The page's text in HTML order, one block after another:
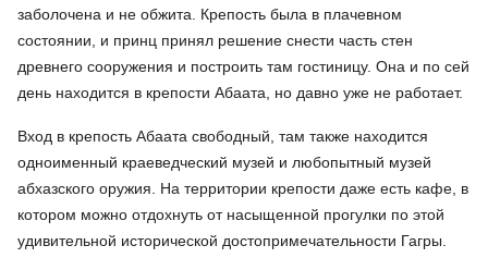
заболочена и не обжита. Крепость была в плачевном
состоянии, и принц принял решение снести часть стен
древнего сооружения и построить там гостиницу. Она и по сей
день находится в крепости Абаата, но давно уже не работает.
Вход в крепость Абаата свободный, там также находится
одноименный краеведческий музей и любопытный музей
абхазского оружия. На территории крепости даже есть кафе, в
котором можно отдохнуть от насыщенной прогулки по этой
удивительной исторической достопримечательности Гагры.